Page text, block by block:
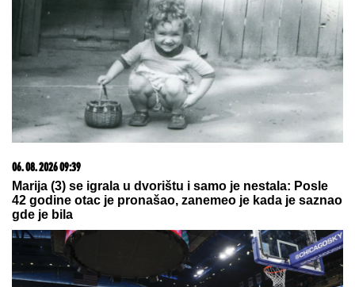
NASTAVAK BORBE PROTIV POŽARA U
DELIBLATSKOJ PEŠČARI: Odbranjen Šumarak
08. 08. 2026 13:37
ZBOG ČEGA IMAMO PODOČNJAKE? 4 načina da ih
efikasno rešimo